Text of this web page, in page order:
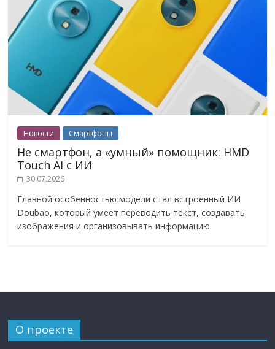
Новости Смартфоны
Не смартфон, а «умный» помощник: HMD
Touch AI с ИИ
30.07.2026
Главной особенностью модели стал встроенный ИИ
Doubao, который умеет переводить текст, создавать
изображения и организовывать информацию.
О проекте